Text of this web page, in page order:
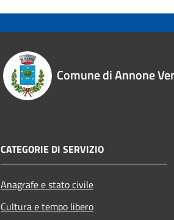
Comune di Annone
CATEGORIE DI SERVIZIO
Anagrafe e stato civile
Cultura e tempo libero